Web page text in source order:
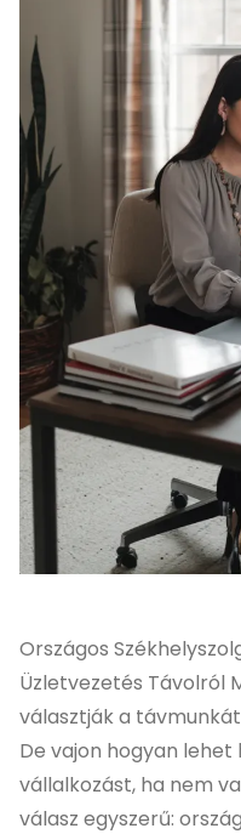
Országos
Üzletvezetés Távolról
választják a
De vajon hogyan
vállalkozást, ha nem
válasz egyszerű: